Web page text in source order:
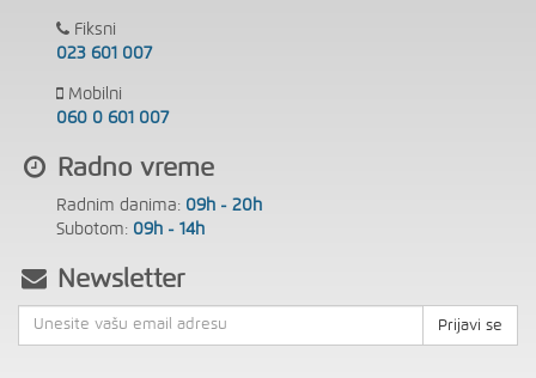
Fiksni
023 601 007
Mobilni
060 0 601 007
Radno vreme
Radnim danima: 09h - 20h
Subotom: 09h - 14h
Newsletter
Prijavi se